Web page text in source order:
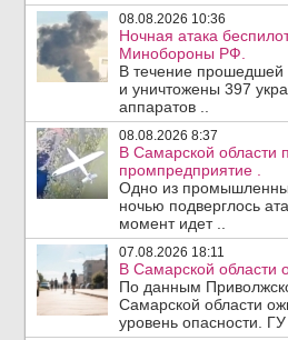
08.08.2026 10:36
Ночная атака
Минобороны РФ.
В течение
и уничтожены 397
аппаратов ..
08.08.2026 8:37
В Самарской области
промпредприятие .
Одно из
ночью подверглось
момент идет ..
07.08.2026 18:11
В Самарской области
По данным
Самарской области
уровень опасности.